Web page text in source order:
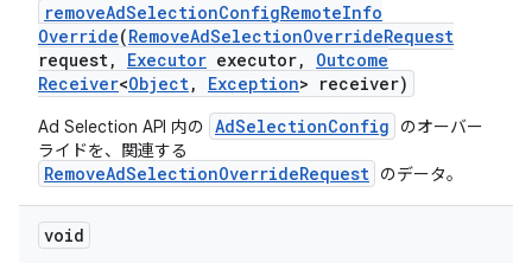
removeAdSelectionConfigRemoteInfo
Override(RemoveAdSelectionOverrideRequest
request, Executor executor,
Outcome
Receiver<Object, Exception> receiver)
Ad Selection API 内の AdSelectionConfig
のオーバー
ライドを、関連する
RemoveAdSelectionOverrideRequest のデータ。
void